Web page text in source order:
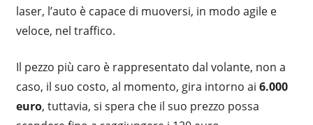
laser, l’auto è capace di muoversi, in modo agile e
veloce, nel traffico.
Il pezzo più caro è rappresentato dal volante, non a
caso, il suo costo, al momento, gira intorno ai 6.000
euro, tuttavia, si spera che il suo prezzo possa